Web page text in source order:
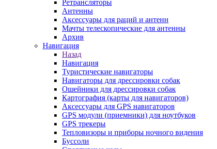
Ретрансляторы
Антенны
Аксессуары для раций и антенн
Мачты телескопические для антенны
Архив
Навигация
Назад
Навигация
Туристические навигаторы
Навигаторы для дрессировки собак
Ошейники для дрессировки собак
Картография (карты для навигаторов)
Аксессуары для GPS навигаторов
GPS модули (приемники) для ноутбуков
GPS трекеры
Тепловизоры и приборы ночного видения
Буссоли